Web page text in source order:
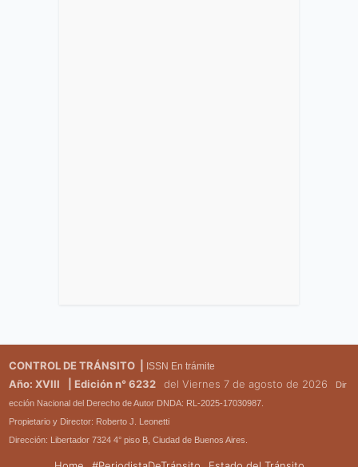
CONTROL DE TRÁNSITO | ISSN En trámite
Año: XVIII | Edición n° 6232 del Viernes 7 de agosto de 2026
Dir
ección Nacional del Derecho de Autor DNDA: RL-2025-17030987.
Propietario y Director: Roberto J. Leonetti
Dirección: Libertador 7324 4° piso B, Ciudad de Buenos Aires.